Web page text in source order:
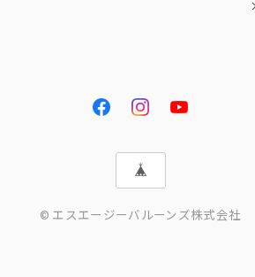
© エスエージーバルーンズ株式会社